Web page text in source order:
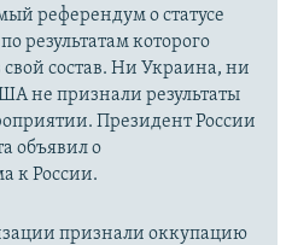
референдум о статусе
результатам которого
состав. Ни Украина, ни
не признали результаты
Президент России
объявил о
к России.
признали оккупацию